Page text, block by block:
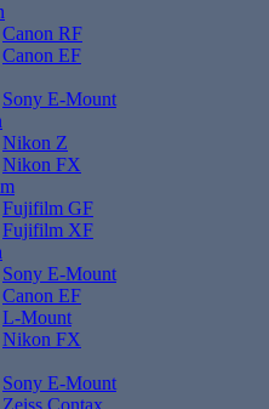
Canon RF
Canon EF
Sony E-Mount
Nikon Z
Nikon FX
Fujifilm GF
Fujifilm XF
Sony E-Mount
Canon EF
L-Mount
Nikon FX
Sony E-Mount
Zeiss Contax